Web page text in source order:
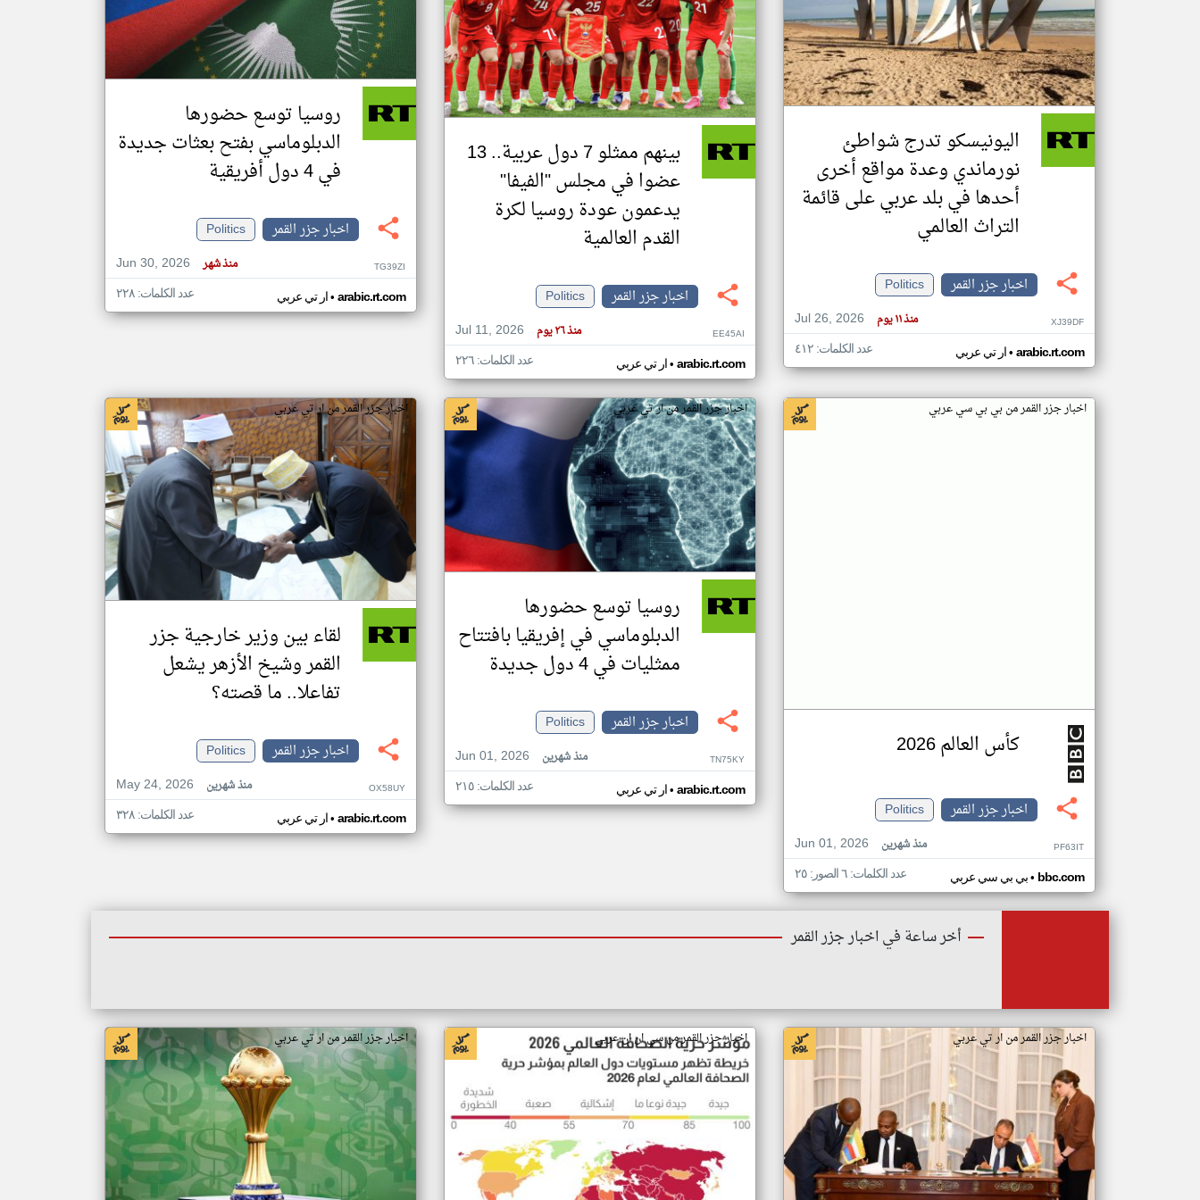
تغيير الدولة
اخبار جزر القمر على مدار الساعة
أهم اخبار جزر القمر العاجلة والمباشرة
اليونيسكو تدرج شواطئ
نورماندي وعدة مواقع أخرى
أحدها في بلد عربي على قائمة
التراث العالمي
اخبار جزر القمر
Politics
Jul 26, 2026
منذ ١١ يوم XJ39DF
ار تي عربي• arabic.rt.com عدد الكلمات: ٤١٢
بينهم ممثلو 7 دول عربية.. 13
عضوا في مجلس "الفيفا"
يدعمون عودة روسيا لكرة
القدم العالمية
اخبار جزر القمر
Politics
Jul 11, 2026
منذ ٢٦ يوم EE45AI
ار تي عربي• arabic.rt.com عدد الكلمات: ٢٢٦
روسيا توسع حضورها
الدبلوماسي بفتح بعثات جديدة
في 4 دول أفريقية
اخبار جزر القمر
Politics
Jun 30, 2026
منذ شهر TG39ZI
ار تي عربي• arabic.rt.com عدد الكلمات: ٢٢٨
اخبار جزر القمر من بي بي سي عربي
كأس العالم 2026
اخبار جزر القمر
Politics
Jun 01, 2026
منذ شهرين PF63IT
بي بي سي عربي• bbc.com عدد الكلمات: ٦ الصور: ٢٥
اخبار جزر القمر من ار تي عربي
روسيا توسع حضورها
الدبلوماسي في إفريقيا بافتتاح
ممثليات في 4 دول جديدة
اخبار جزر القمر
Politics
Jun 01, 2026
منذ شهرين TN75KY
ار تي عربي• arabic.rt.com عدد الكلمات: ٢١٥
اخبار جزر القمر من ار تي عربي
لقاء بين وزير خارجية جزر
القمر وشيخ الأزهر يشعل
تفاعلا.. ما قصته؟
اخبار جزر القمر
Politics
May 24, 2026
منذ شهرين OX58UY
ار تي عربي• arabic.rt.com عدد الكلمات: ٣٢٨
أخر ساعة في اخبار جزر القمر
اخبار جزر القمر من ار تي عربي اخبار جزر القمر من سي ان ان عربي اخبار جزر القمر من ار تي عربي
klyoum.com